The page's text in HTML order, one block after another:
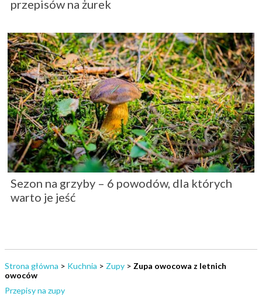
przepisów na żurek
Sezon na grzyby – 6 powodów, dla których
warto je jeść
Strona główna > Kuchnia > Zupy > Zupa owocowa z letnich
owoców
Przepisy na zupy